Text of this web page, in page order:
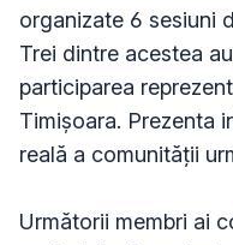
organizate 6 sesiuni
Trei dintre acestea
participarea
Timișoara. Prezenta
reală a comunității
Următorii membri ai